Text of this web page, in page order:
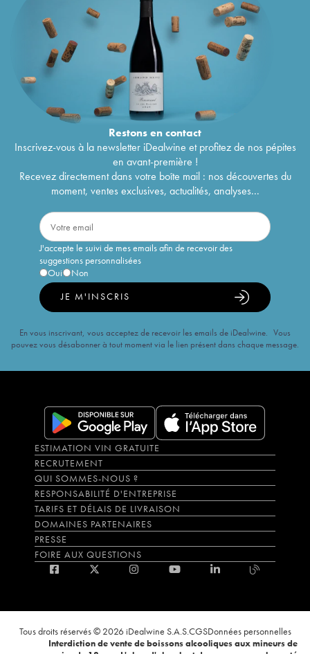
Restons encontact
Inscrivez-vous à la newsletter iDealwine et profitez de nos pépites
en avant-première !
Recevez directement dans votre boîte mail : nos découvertes du
moment, ventes exclusives, actualités, analyses...
J'accepte le suivi de mes emails afin de recevoir des
suggestions personnalisées
Oui
Non
JE M'INSCRIS
En vous inscrivant, vous acceptez de recevoir les emails de iDealwine. Vous
pouvez vous désabonner à tout moment via le lien présent dans chaque message.
ESTIMATION VIN GRATUITE
RECRUTEMENT
QUI SOMMES-NOUS ?
RESPONSABILITÉ D'ENTREPRISE
TARIFS ET DÉLAIS DE LIVRAISON
DOMAINES PARTENAIRES
PRESSE
FOIRE AUX QUESTIONS
Tous droits réservés © 2026 iDealwine S.A.S.CGSDonnées personnelles
Interdiction de vente de boissons alcooliques aux mineurs de